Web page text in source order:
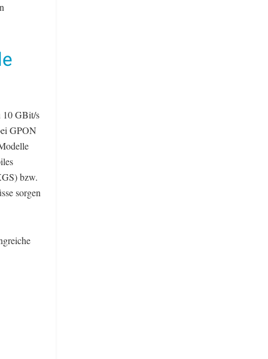
10 GBit/s
GPON
bzw.
sorgen